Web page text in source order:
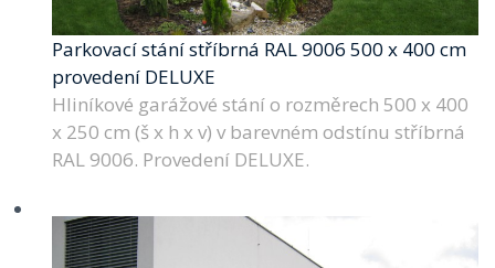
Parkovací stání stříbrná RAL 9006 500 x 400 cm
provedení DELUXE
Hliníkové garážové stání o rozměrech 500 x 400
x 250 cm (š x h x v) v barevném odstínu stříbrná
RAL 9006. Provedení DELUXE.